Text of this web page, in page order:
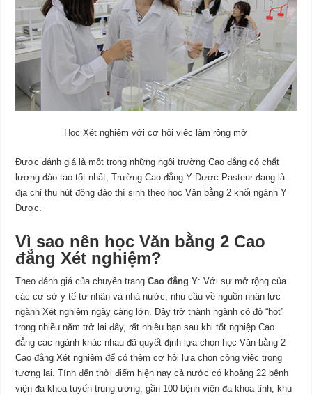
Học Xét nghiệm với cơ hội việc làm rộng mở
Được đánh giá là một trong những ngôi trường Cao đẳng có chất
lượng đào tạo tốt nhất, Trường Cao đẳng Y Dược Pasteur đang là
địa chỉ thu hút đông đảo thí sinh theo học Văn bằng 2 khối ngành Y
Dược.
Vì sao nên học Văn bằng 2 Cao
đẳng Xét nghiệm?
Theo đánh giá của chuyên trangCao đẳng Y: Với sự mở rộng của
các cơ sở y tế tư nhân và nhà nước, nhu cầu về nguồn nhân lực
ngành Xét nghiệm ngày càng lớn. Đây trở thành ngành có độ “hot”
trong nhiều năm trở lại đây, rất nhiều bạn sau khi tốt nghiệp Cao
đẳng các ngành khác nhau đã quyết định lựa chọn học Văn bằng 2
Cao đẳng Xét nghiệm để có thêm cơ hội lựa chọn công việc trong
tương lai. Tính đến thời điểm hiện nay cả nước có khoảng 22 bệnh
viện đa khoa tuyến trung ương, gần 100 bệnh viện đa khoa tỉnh, khu